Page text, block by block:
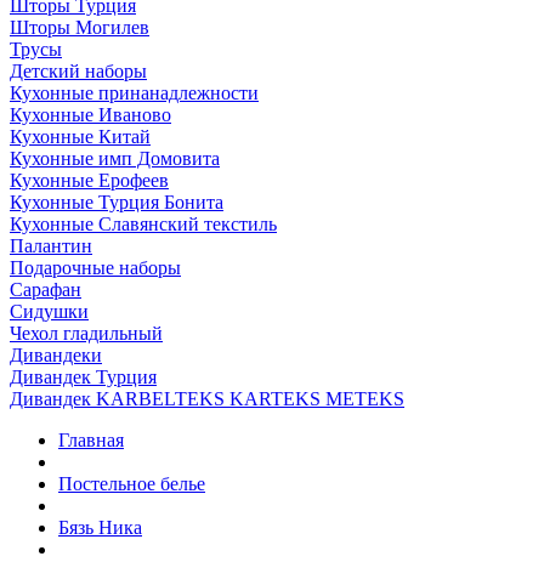
Шторы Турция
Шторы Могилев
Трусы
Детский наборы
Кухонные принанадлежности
Кухонные Иваново
Кухонные Китай
Кухонные имп Домовита
Кухонные Ерофеев
Кухонные Турция Бонита
Кухонные Славянский текстиль
Палантин
Подарочные наборы
Сарафан
Сидушки
Чехол гладильный
Дивандеки
Дивандек Турция
Дивандек KARBELTEKS KARTEKS METEKS
Главная
Постельное белье
Бязь Ника